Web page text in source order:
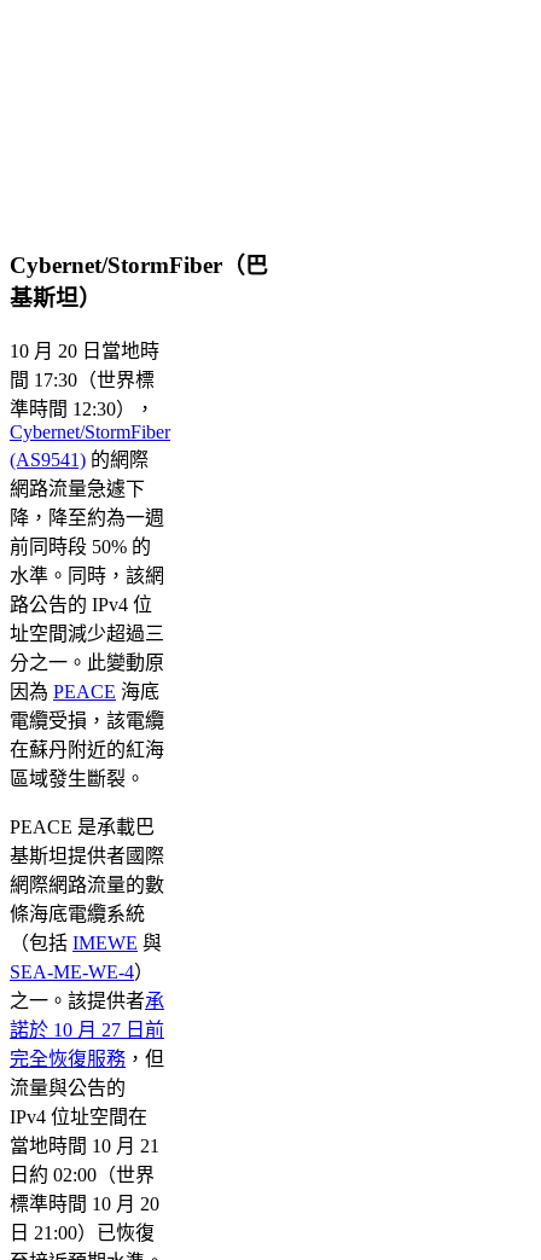
Cybernet/StormFiber（巴
基斯坦）
10 月 20 日當地時
間 17:30（世界標
準時間 12:30），
Cybernet/StormFiber
(AS9541) 的網際
網路流量急遽下
降，降至約為一週
前同時段 50% 的
水準。同時，該網
路公告的 IPv4 位
址空間減少超過三
分之一。此變動原
因為 PEACE 海底
電纜受損，該電纜
在蘇丹附近的紅海
區域發生斷裂。
PEACE 是承載巴
基斯坦提供者國際
網際網路流量的數
條海底電纜系統
（包括 IMEWE 與
SEA-ME-WE-4）
之一。該提供者承
諾於 10 月 27 日前
完全恢復服務 ，但
流量與公告的
IPv4 位址空間在
當地時間 10 月 21
日約 02:00（世界
標準時間 10 月 20
日 21:00）已恢復